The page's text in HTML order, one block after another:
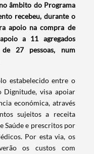
âmbito do Programa
recebeu, durante o
apoio na compra de
a 11 agregados
27 pessoas, num
estabelecido entre o
Dignitude, visa apoiar
económica, através
sujeitos a receita
Saúde e prescritos por
Por esta via, os
os custos com